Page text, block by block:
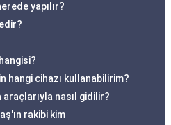
yapılır?
hangi cihazı kullanabilirim?
nasıl gidilir?
rakibi kim